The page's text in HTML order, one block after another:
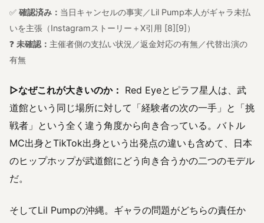
✅ 確認済み： 当日キャンセルの事実／Lil Pump本人がギャラ未払
いを主張（Instagramストーリー＋X引用 [8][9]）
❓ 未確認： 主催者側の支払い状況／返金対応の有無／代替出演の
有無
▷なぜこれが大きいのか： Red Eyeとピラフ星人は、武
道館という同じ場所に対して「経験者の次の一手」と「挑
戦者」という全く違う角度から向き合っている。バトル
MC出身とTikTok出身という出発点の違いも含めて、日本
のヒップホップが武道館にどう向き合うかの二つのモデル
だ。
そしてLil Pumpの沖縄。ギャラの問題がどちらの責任か